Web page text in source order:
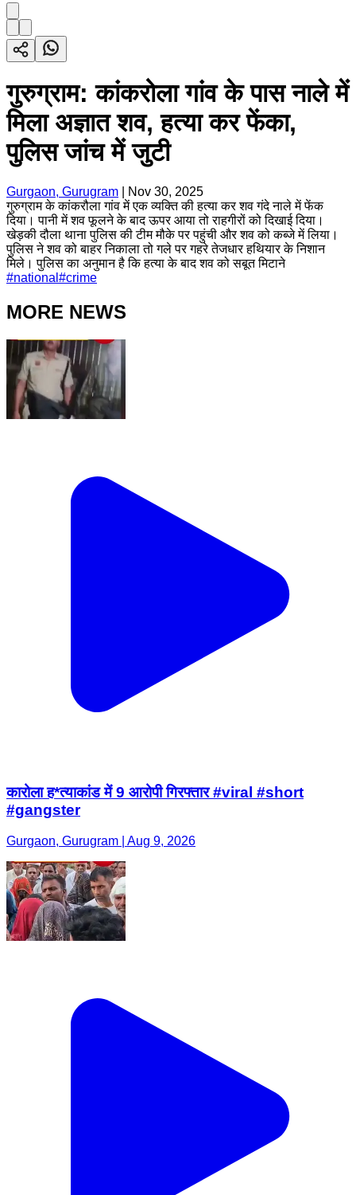
गुरुग्राम: कांकरोला गांव के पास नाले में
मिला अज्ञात शव, हत्या कर फेंका,
पुलिस जांच में जुटी
Gurgaon, Gurugram
Nov 30, 2025
गुरुग्राम के कांकरौला गांव में एक व्यक्ति की हत्या कर शव गंदे नाले में फेंक
दिया। पानी में शव फूलने के बाद ऊपर आया तो राहगीरों को दिखाई दिया।
खेड़की दौला थाना पुलिस की टीम मौके पर पहुंची और शव को कब्जे में लिया।
पुलिस ने शव को बाहर निकाला तो गले पर गहरे तेजधार हथियार के निशान
मिले। पुलिस का अनुमान है कि हत्या के बाद शव को सबूत मिटाने
#national #crime
MORE NEWS
कारोला ह*त्याकांड में 9 आरोपी गिरफ्तार #viral #short
#gangster
Gurgaon, Gurugram | Aug 9, 2026